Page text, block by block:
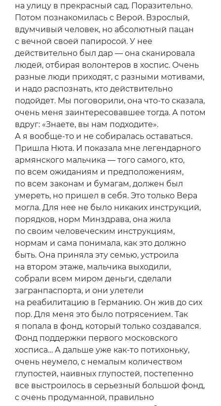
на улицу в прекрасный сад. Поразительно.
Потом познакомилась с Верой. Взрослый,
вдумчивый человек, но абсолютный пацан
с вечной своей папиросой. У нее
действительно был дар — она сканировала
людей, отбирая волонтеров в хоспис. Очень
разные люди приходят, с разными мотивами,
и надо распознать, кто действительно
подойдет. Мы поговорили, она что-то сказала,
очень меня заинтересовавшее тогда. А потом
вдруг: «Знаете, вы нам подходите».
А я вообще-то и не собиралась оставаться.
Пришла Нюта. И показала мне легендарного
армянского мальчика — того самого, кто,
по всем ожиданиям и предположениям,
по всем законам и бумагам, должен был
умереть, но пришел в себя. Это только Вера
могла. Для нее не было никаких инструкций,
порядков, норм Минздрава, она жила
по своим человеческим инструкциям,
нормам и сама понимала, как это должно
быть. Она приняла эту семью, устроила
на втором этаже, мальчика выходили,
собрали всем миром деньги, сделали
загранпаспорта, и они улетели
на реабилитацию в Германию. Он жив до сих
пор. Для меня это было потрясением. Так
я попала в фонд, который только создавался.
Фонд поддержки первого московского
хосписа… А дальше уже как-то потихоньку,
очень неумело, с немалым количеством
глупостей, наивных глупостей, постепенно
все выстроилось в серьезный большой фонд,
с очень продуманной, правильно